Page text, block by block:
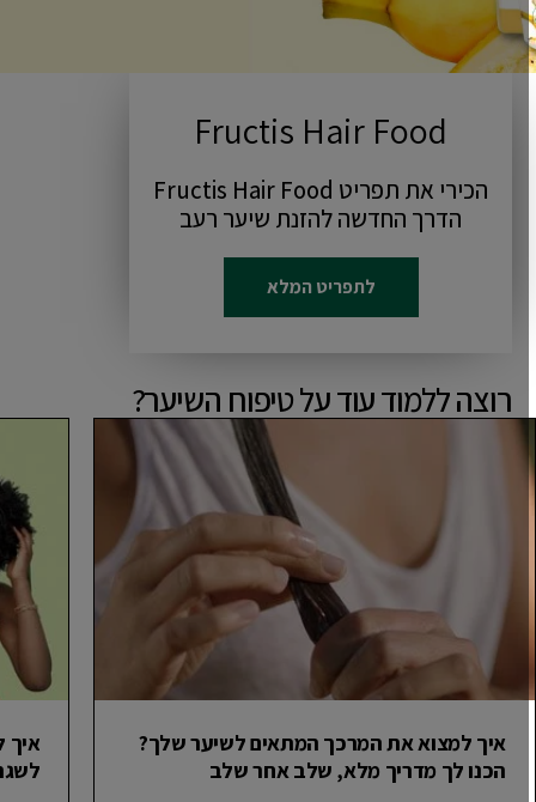
Fructis Hair Food
הכירי את תפריט Fructis Hair Food
הדרך החדשה להזנת שיער רעב
לתפריט המלא
רוצה ללמוד עוד על טיפוח השיער?
איך למצוא את המרכך המתאים לשיער שלך?
הכנו לך מדריך מלא, שלב אחר שלב